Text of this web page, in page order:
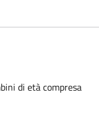
di età compresa